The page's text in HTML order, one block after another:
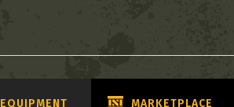
EQUIPMENT MARKETPLACE